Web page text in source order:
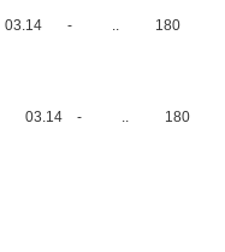
03.14 - .. 180
03.14 - .. 180